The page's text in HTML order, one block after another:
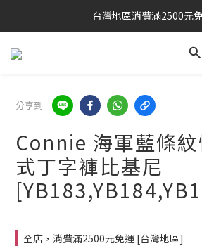
台灣地區消費滿2500元
分享到
Connie 海軍藍條
式丁字褲比基尼
全店，消費滿2500元免運 [台灣地區]